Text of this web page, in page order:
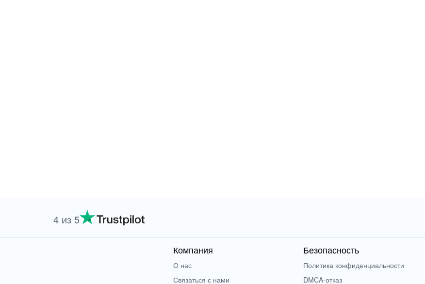
4 из 5
Компания
О нас
Связаться с нами
Безопасность
Политика конфиденциальности
DMCA-отказ